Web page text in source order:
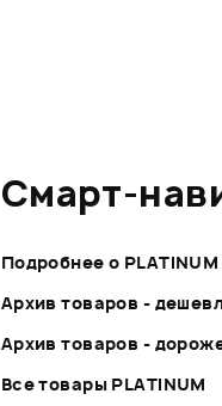
Смарт-
Подробнее о PLATINUM
Архив товаров -
Архив товаров -
Все товары PLATINUM